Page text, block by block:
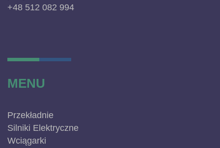
+48 512 082 994
MENU
Przekładnie
Silniki Elektryczne
Wciągarki